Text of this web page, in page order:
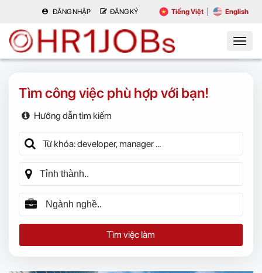
ĐĂNG NHẬP ĐĂNG KÝ Tiếng Việt English
Tìm công việc phù hợp với bạn!
Hướng dẫn tìm kiếm
Tìm việc làm